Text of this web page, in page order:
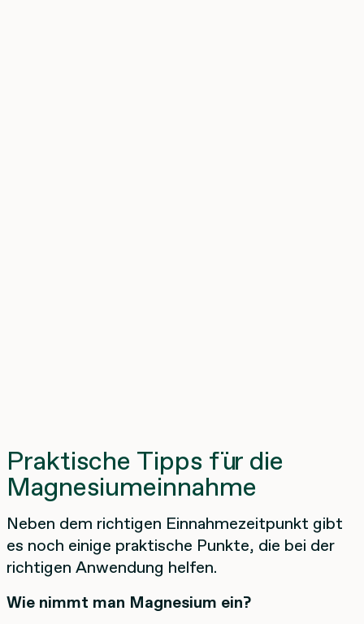
Praktische Tipps für die
Magnesiumeinnahme
Neben dem richtigen Einnahmezeitpunkt gibt
es noch einige praktische Punkte, die bei der
richtigen Anwendung helfen.
Wie nimmt man Magnesium ein?